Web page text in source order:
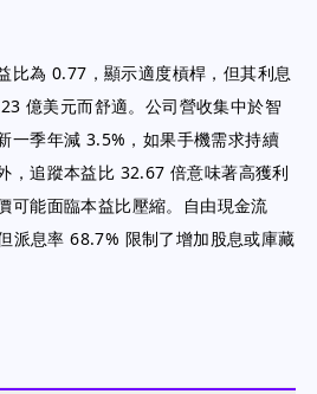
比為 0.77，顯示適度槓桿，但其利息
億美元而舒適。公司營收集中於智
一季年減 3.5%，如果手機需求持續
，追蹤本益比 32.67 倍意味著高獲利
可能面臨本益比壓縮。自由現金流
派息率 68.7% 限制了增加股息或庫藏